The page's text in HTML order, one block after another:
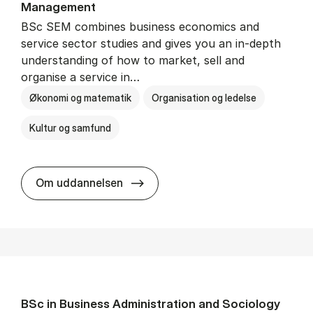
Man­age­ment
BSc SEM combines business economics and
service sector studies and gives you an in-depth
understanding of how to market, sell and
organise a service in…
Økonomi og matematik Organisation og ledelse
Kultur og samfund
Om uddannelsen BSc in Busi­ness Ad­min­is­tra­tion
BSc in Busi­ness Ad­min­is­tra­tion and So­ci­ology